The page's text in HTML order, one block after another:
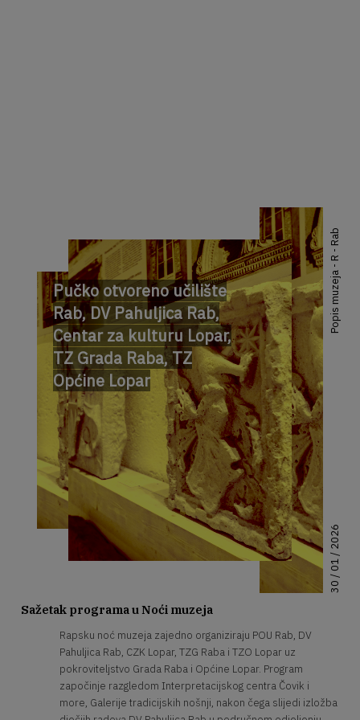
Pučko otvoreno učilište
Rab, DV Pahuljica Rab,
Centar za kulturu Lopar,
TZ Grada Raba, TZ
Općine Lopar
30 / 01 / 2026
Popis muzeja - R - Rab
Sažetak programa u Noći muzeja
Rapsku noć muzeja zajedno organiziraju POU Rab, DV
Pahuljica Rab, CZK Lopar, TZG Raba i TZO Lopar uz
pokroviteljstvo Grada Raba i Općine Lopar. Program
započinje razgledom Interpretacijskog centra Čovik i
more, Galerije tradicijskih nošnji, nakon čega slijedi izložba